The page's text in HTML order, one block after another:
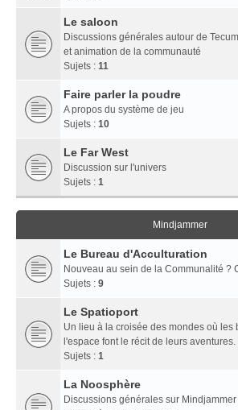
Le saloon
Discussions générales autour de
et animation de la communauté
Sujets : 11
Faire parler la poudre
A propos du système de jeu
Sujets : 10
Le Far West
Discussion sur l'univers
Sujets : 1
Mindjammer
Le Bureau d'Acculturation
Nouveau au sein de la Communalité ?
Sujets : 9
Le Spatioport
Un lieu à la croisée des mondes où les
l'espace font le récit de leurs aventures.
Sujets : 1
La Noosphère
Discussions générales sur